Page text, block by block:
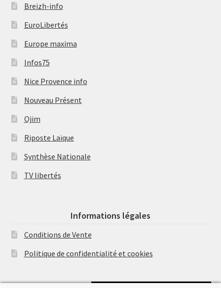
Breizh-info
EuroLibertés
Europe maxima
Infos75
Nice Provence info
Nouveau Présent
Ojim
Riposte Laïque
Synthèse Nationale
TV libertés
Informations légales
Conditions de Vente
Politique de confidentialité et cookies